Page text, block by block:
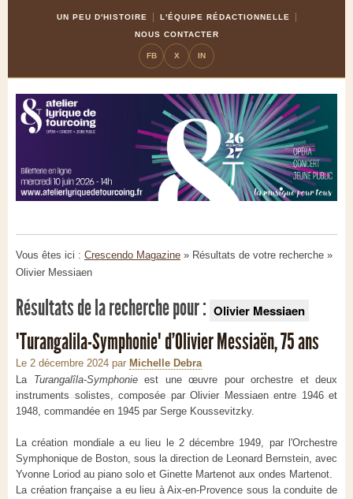
UN PEU D'HISTOIRE
L'ÉQUIPE RÉDACTIONNELLE
NOUS CONTACTER
FB X IN
Vous êtes ici : Crescendo Magazine » Résultats de votre recherche »
Olivier Messiaen
Résultats de la recherche pour : Olivier Messiaen
"Turangalila-Symphonie" d’Olivier Messiaën, 75 ans
Le 2 décembre 2024 par Michelle Debra
La Turangalîla-Symphonieest une œuvre pour orchestre et deux
instruments solistes, composée par Olivier Messiaen entre 1946 et
1948, commandée en 1945 par Serge Koussevitzky.
La création mondiale a eu lieu le 2 décembre 1949, par l'Orchestre
Symphonique de Boston, sous la direction de Leonard Bernstein, avec
Yvonne Loriod au piano solo et Ginette Martenot aux ondes Martenot.
La création française a eu lieu à Aix-en-Provence sous la conduite de